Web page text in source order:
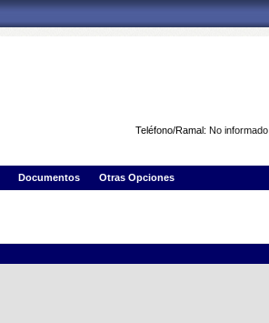
Teléfono/Ramal: No informado
Documentos Otras Opciones